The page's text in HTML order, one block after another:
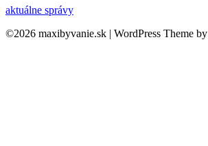
aktuálne správy
©2026 maxibyvanie.sk | WordPress Theme by